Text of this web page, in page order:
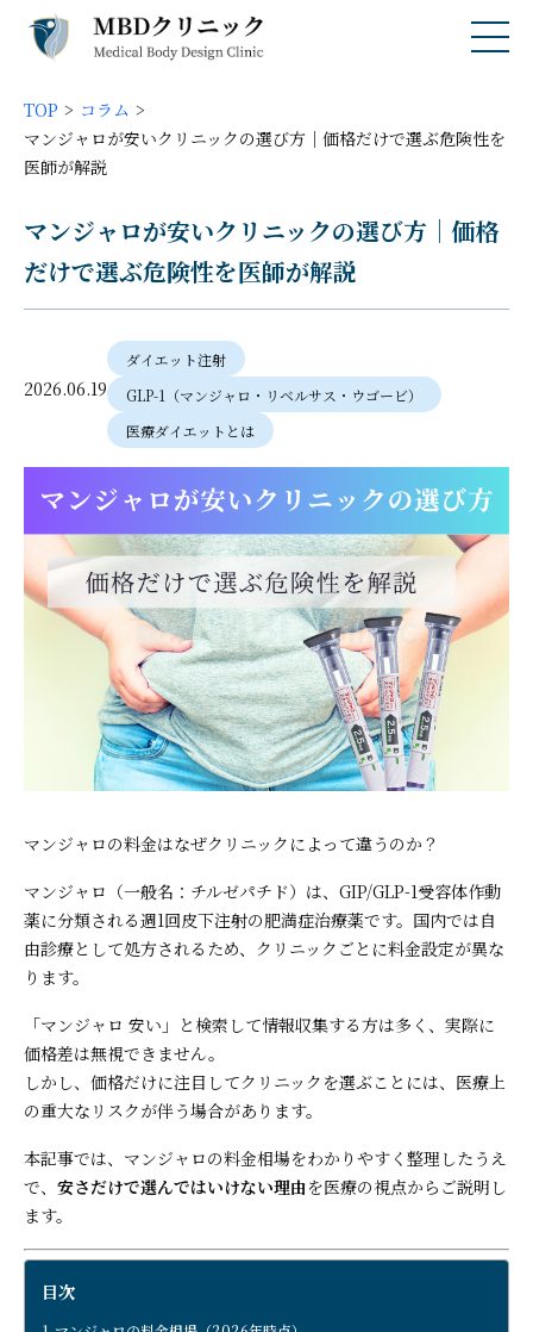
TOP
コラム
マンジャロが安いクリニックの選び方｜価格だけで選ぶ危険性を
医師が解説
マンジャロが安いクリニックの選び方｜価格
だけで選ぶ危険性を医師が解説
2026.06.19
ダイエット注射
GLP-1（マンジャロ・リベルサス・ウゴービ）
医療ダイエットとは
マンジャロの料金はなぜクリニックによって違うのか？
マンジャロ（一般名：チルゼパチド）は、GIP/GLP-1受容体作動
薬に分類される週1回皮下注射の肥満症治療薬です。国内では自
由診療として処方されるため、クリニックごとに料金設定が異な
ります。
「マンジャロ 安い」と検索して情報収集する方は多く、実際に
価格差は無視できません。
しかし、価格だけに注目してクリニックを選ぶことには、医療上
の重大なリスクが伴う場合があります。
本記事では、マンジャロの料金相場をわかりやすく整理したうえ
で、 安さだけで選んではいけない理由を医療の視点からご説明し
ます。
目次